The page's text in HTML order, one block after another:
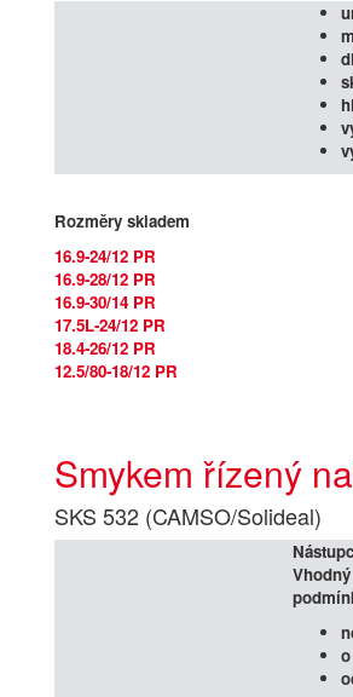
Rozměry skladem
16.9-24/12 PR
16.9-28/12 PR
16.9-30/14 PR
17.5L-24/12 PR
18.4-26/12 PR
12.5/80-18/12 PR
Smykem řízený
SKS 532 (CAMSO/Solideal)